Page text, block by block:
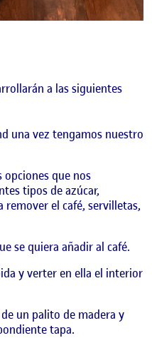
a las siguientes
una vez tengamos nuestro
opciones que nos
tipos de azúcar,
remover el café, servilletas,
se quiera añadir al café.
y verter en ella el interior
un palito de madera y
tapa.